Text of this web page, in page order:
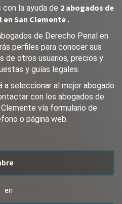
la ayuda de 2 abogados de
en San Clemente .
de Derecho Penal en
perfiles para conocer sus
de otros usuarios, precios y
y guías legales.
a seleccionar al mejor abogado
con los abogados de
vía formulario de
o página web.
en